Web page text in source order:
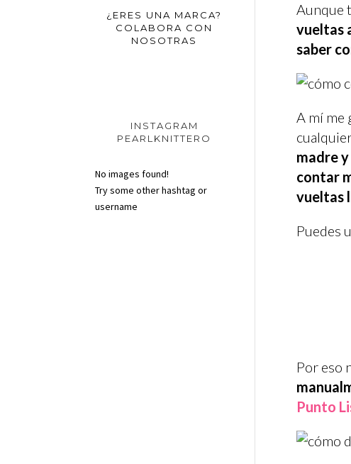
Aunque
vueltas
saber
A mí me
madre
contar
vueltas
Puedes
Por eso
Punto
¿ERES UNA MARCA?
COLABORA CON
NOSOTRAS
INSTAGRAM
PEARLKNITTERO
No images found!
Try some other hashtag or
username